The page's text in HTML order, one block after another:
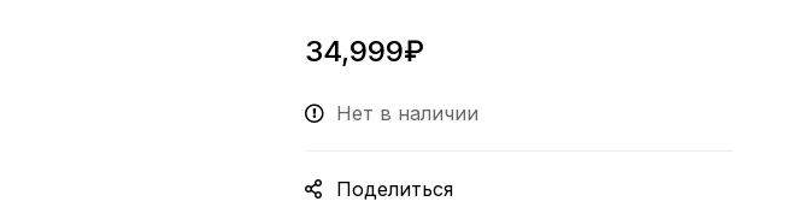
34,999₽
Нет в наличии
Поделиться